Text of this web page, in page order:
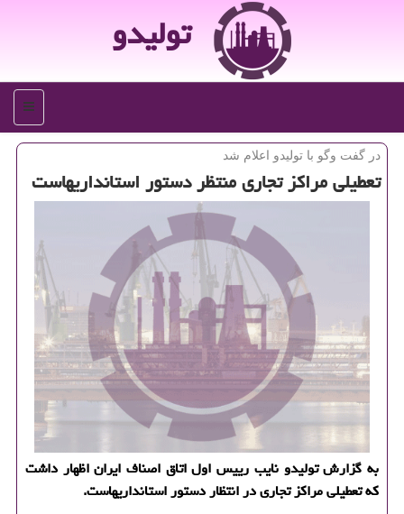
تولیدو
منو
در گفت وگو با تولیدو اعلام شد
تعطیلی مراكز تجاری منتظر دستور استانداریهاست
به گزارش تولیدو نایب رییس اول اتاق اصناف ایران اظهار داشت
كه تعطیلی مراكز تجاری در انتظار دستور استانداریهاست.